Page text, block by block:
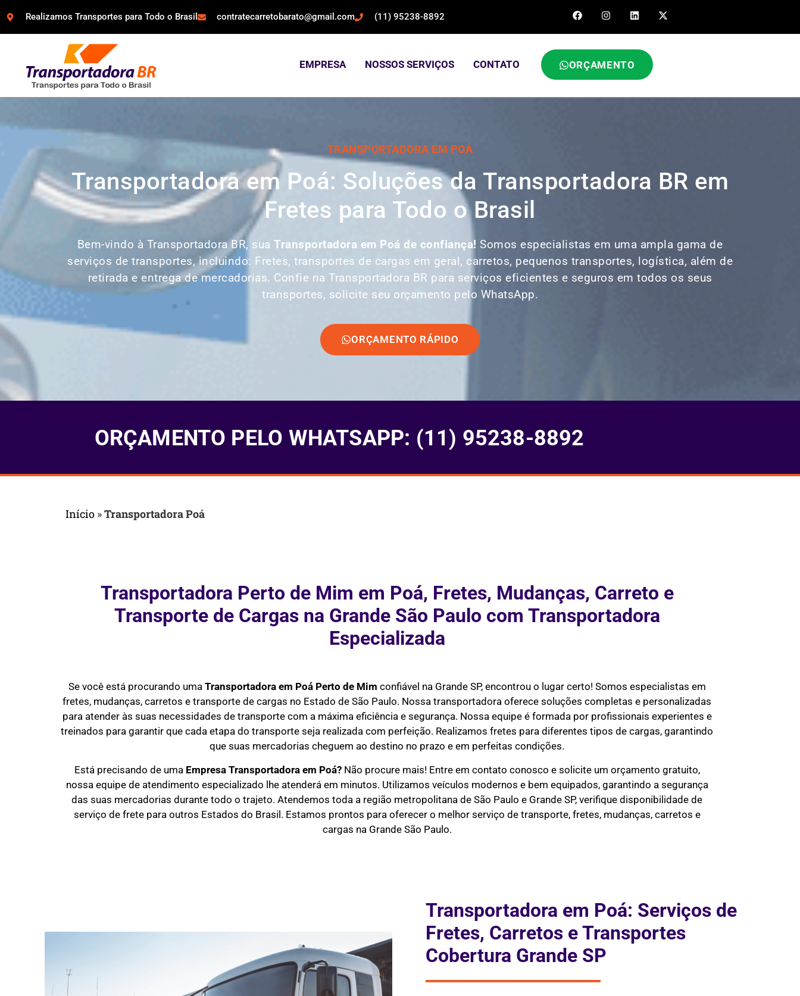
Realizamos Transportes para Todo o Brasil contratecarretobarato@gmail.com (11) 95238-8892
EMPRESA NOSSOS SERVIÇOS CONTATO ORÇAMENTO
TRANSPORTADORA EM POÁ
Transportadora em Poá: Soluções da Transportadora BR em
Fretes para Todo o Brasil
Bem-vindo à Transportadora BR, suaTransportadora em Poá de confiança!Somos especialistas em uma ampla gama de
serviços de transportes, incluindo: Fretes, transportes de cargas em geral, carretos, pequenos transportes, logística, além de
retirada e entrega de mercadorias. Confie na Transportadora BR para serviços eficientes e seguros em todos os seus
transportes, solicite seu orçamento pelo WhatsApp.
ORÇAMENTO RÁPIDO
ORÇAMENTO PELO WHATSAPP: (11) 95238-8892
Início »Transportadora Poá
Transportadora Perto de Mim em Poá, Fretes, Mudanças, Carreto e
Transporte de Cargas na Grande São Paulo com Transportadora
Especializada
Se você está procurando uma Transportadora em Poá Perto de Mim confiável na Grande SP, encontrou o lugar certo! Somos especialistas em
fretes, mudanças, carretos e transporte de cargas no Estado de São Paulo. Nossa transportadora oferece soluções completas e personalizadas
para atender às suas necessidades de transporte com a máxima eficiência e segurança. Nossa equipe é formada por profissionais experientes e
treinados para garantir que cada etapa do transporte seja realizada com perfeição. Realizamos fretes para diferentes tipos de cargas, garantindo
que suas mercadorias cheguem ao destino no prazo e em perfeitas condições.
Está precisando de uma Empresa Transportadora em Poá?Não procure mais! Entre em contato conosco e solicite um orçamento gratuito,
nossa equipe de atendimento especializado lhe atenderá em minutos. Utilizamos veículos modernos e bem equipados, garantindo a segurança
das suas mercadorias durante todo o trajeto. Atendemos toda a região metropolitana de São Paulo e Grande SP, verifique disponibilidade de
serviço de frete para outros Estados do Brasil. Estamos prontos para oferecer o melhor serviço de transporte, fretes, mudanças, carretos e
cargas na Grande São Paulo.
Transportadora em Poá: Serviços de
Fretes, Carretos e Transportes
Cobertura Grande SP